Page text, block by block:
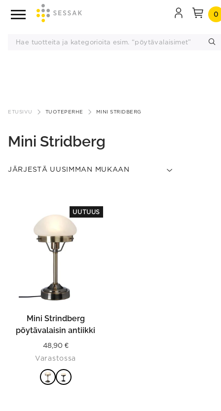
sisältöön
0
ETUSIVU TUOTEPERHE MINI STRIDBERG
Mini Stridberg
UUTUUS
VALITSE
product
multiple
variants.
The
be
chosen
on
product
page
Mini Strindberg
pöytävalaisin antiikki
48,90 €
Varastossa